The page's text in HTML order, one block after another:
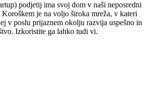
podjetij ima svoj dom v naši neposredni
je na voljo široka mreža, v kateri
v poslu prijaznem okolju razvija uspešno in
Izkoristite ga lahko tudi vi.